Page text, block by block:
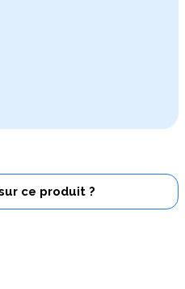
ce produit ?